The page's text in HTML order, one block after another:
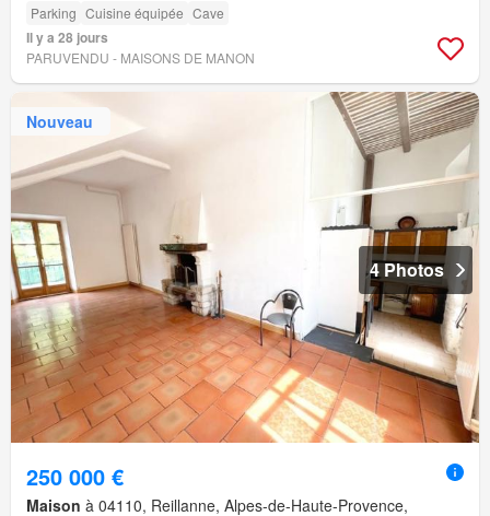
Parking Cuisine équipée Cave
Il y a 28 jours
PARUVENDU - MAISONS DE MANON
Nouveau
4 Photos
250 000 €
Maison à 04110, Reillanne, Alpes-de-Haute-Provence,